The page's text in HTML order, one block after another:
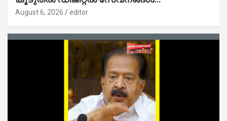
ജനങ്ങളിലേക്കെത്തിക്കും – മന്ത്രി സി പി
August 6, 2026 editor